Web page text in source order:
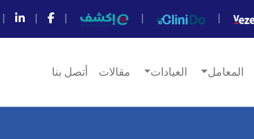
|
|
|
|
|
المعامل العيادات مقالات أتصل بنا